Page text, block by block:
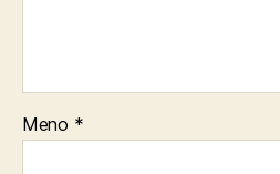
Meno *